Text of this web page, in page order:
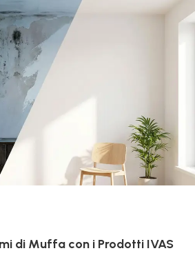
di Muffa con i Prodotti IVAS